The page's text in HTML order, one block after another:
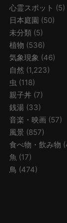
心霊スポット (5)
日本庭園 (50)
未分類 (5)
植物 (536)
気象現象 (46)
自然 (1,223)
虫 (118)
親子丼 (7)
銭湯 (33)
音楽・映画 (57)
風景 (857)
食べ物・飲み物
魚 (17)
鳥 (474)